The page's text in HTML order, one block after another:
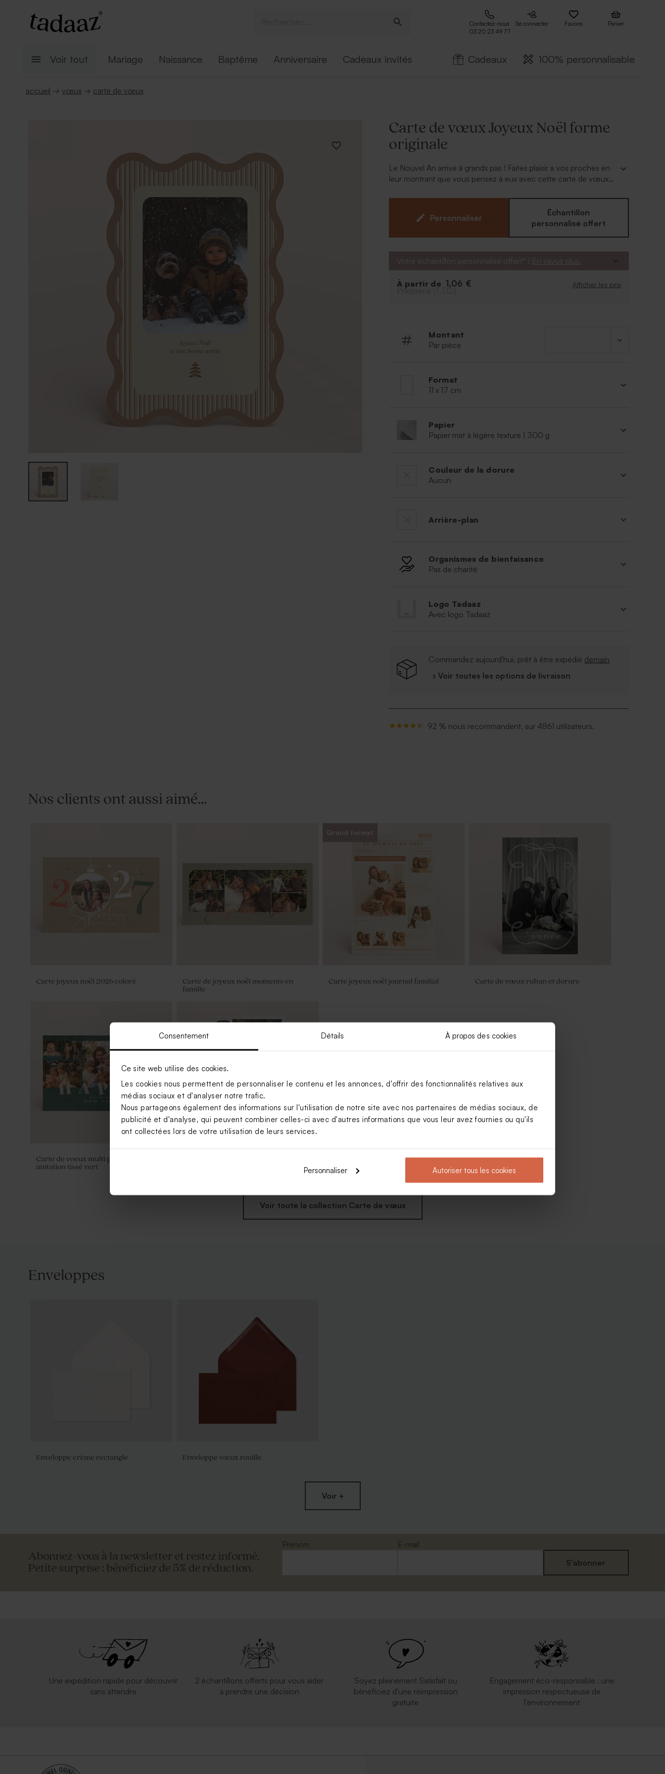
Consentement Détails À propos des cookies
Ce site web utilise des cookies.
Les cookies nous permettent de personnaliser le contenu et les annonces, d'offrir des fonctionnalités relatives aux
médias sociaux et d'analyser notre trafic.
Nous partageons également des informations sur l'utilisation de notre site avec nos partenaires de médias sociaux, de
publicité et d'analyse, qui peuvent combiner celles-ci avec d'autres informations que vous leur avez fournies ou qu'ils
ont collectées lors de votre utilisation de leurs services.
Personnaliser Autoriser tous les cookies
Contactez-nous
03 20 23 49 77
Se connecter Favoris Panier
Voir tout Mariage Naissance Baptême Anniversaire Cadeaux invités Cadeaux 100% personnalisable
accueil → vœux → carte de vœux
Carte de vœux Joyeux Noël forme
originale
Le Nouvel An arrive à grands pas ! Faites plaisir à vos proches en
leur montrant que vous pensez à eux avec cette carte de vœux
en y intégrant vos plus belles photos de famille et un message
chaleureux pour souhaiter un joyeux Noël et une belle année à
Personnaliser
Échantillon
personnalisé offert
Votre échantillon personnalisé offert* ! En savoir plus.
À partir de 1,06 € Afficher les prix
Prix/pièce (T.T.C.)
Montant
Par pièce
Format
11 x 17 cm
Papier
Papier mat à légère texture | 300 g
Couleur de la dorure
Aucun
Arrière-plan
Organismes de bienfaisance
Pas de charité
Logo Tadaaz
Avec logo Tadaaz
Commandez aujourd'hui, prêt à être expédié demain
› Voir toutes les options de livraison
92 % nous recommandent, sur 4861 utilisateurs.
Nos clients ont aussi aimé...
Carte joyeux noël 2026 coloré
Carte de joyeux noël moments en
famille
Grand format
Carte joyeux noël journal familial Carte de vœux ruban et dorure
Carte de voeux multi photos fond
imitation tissé vert
Voir toute la collection Carte de vœux
Enveloppes
Enveloppe crème rectangle Enveloppe vœux rouille
Enveloppe rectangle bleu nuit Enveloppe papier kraft Jolie enveloppe blanche rectangle Enveloppe voeux rose nude
Voir +
Abonnez-vous à la newsletter et restez informé.
Petite surprise : bénéficiez de 5% de réduction.
Prénom
E-mail
S'abonner
Une expédition rapide pour découvrir
sans attendre
2 échantillons offerts pour vous aider
à prendre une décision
Soyez pleinement Satisfait ou
bénéficiez d'une réimpression
gratuite
Engagement éco-responsable : une
impression respectueuse de
l'environnement